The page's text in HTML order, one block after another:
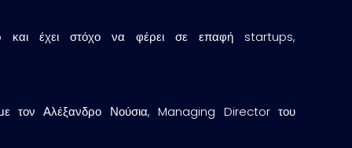
και έχει στόχο να φέρει σε επαφή startups,
τον Αλέξανδρο Νούσια, Managing Director του